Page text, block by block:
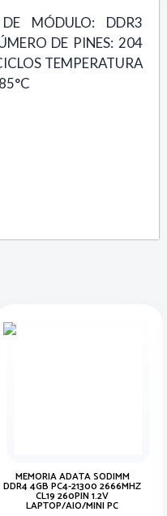
MÓDULO: DDR3
DE PINES: 204
TEMPERATURA
MEMORIA ADATA SODIMM
DDR4 4GB PC4-21300 2666MHZ
CL19 260PIN 1.2V
LAPTOP/AIO/MINI PC